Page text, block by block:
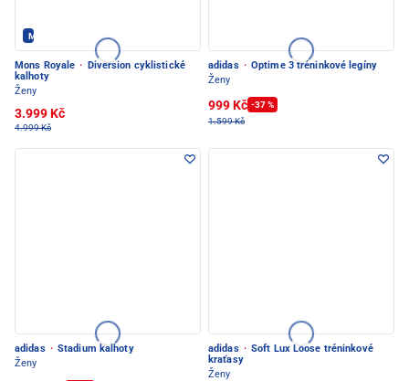
Mons Royale - PEC POD SNĚŽKOU
Mons Royale ·
Diversion cyklistické
kalhoty
Ženy
3.999 Kč
4.999 Kč
adidas · Optime 3 tréninkové legíny
Ženy
999 Kč -37 %
1.599 Kč
adidas · Stadium kalhoty
Ženy
adidas · Soft Lux Loose tréninkové
kraťasy
Ženy